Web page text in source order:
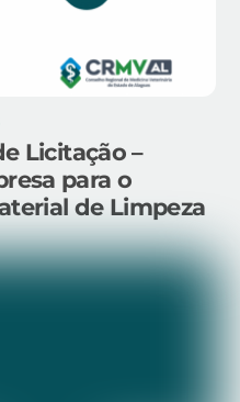
Licitação –
para o
de Limpeza